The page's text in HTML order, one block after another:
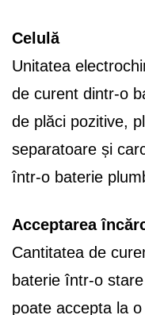
Celulă
Unitatea
de curent dintr-o
de plăci pozitive,
separatoare și
într-o baterie
Acceptarea
Cantitatea de
baterie într-o
poate accepta la